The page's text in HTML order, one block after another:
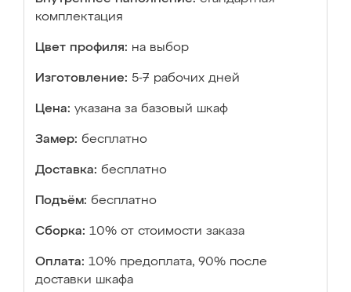
комплектация
Цвет профиля: на выбор
Изготовление: 5-7 рабочих дней
Цена: указана за базовый шкаф
Замер: бесплатно
Доставка: бесплатно
Подъём: бесплатно
Сборка: 10% от стоимости заказа
Оплата: 10% предоплата, 90% после
доставки шкафа